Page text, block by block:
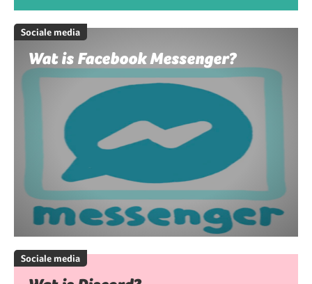
Sociale media
Wat is Facebook Messenger?
Sociale media